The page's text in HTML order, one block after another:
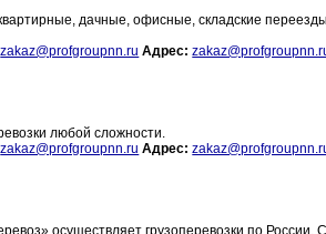
дачные, офисные, складские
zakaz@profgroupnn.ru Адрес:
любой сложности.
zakaz@profgroupnn.ru Адрес:
осуществляет грузоперевозки по России.